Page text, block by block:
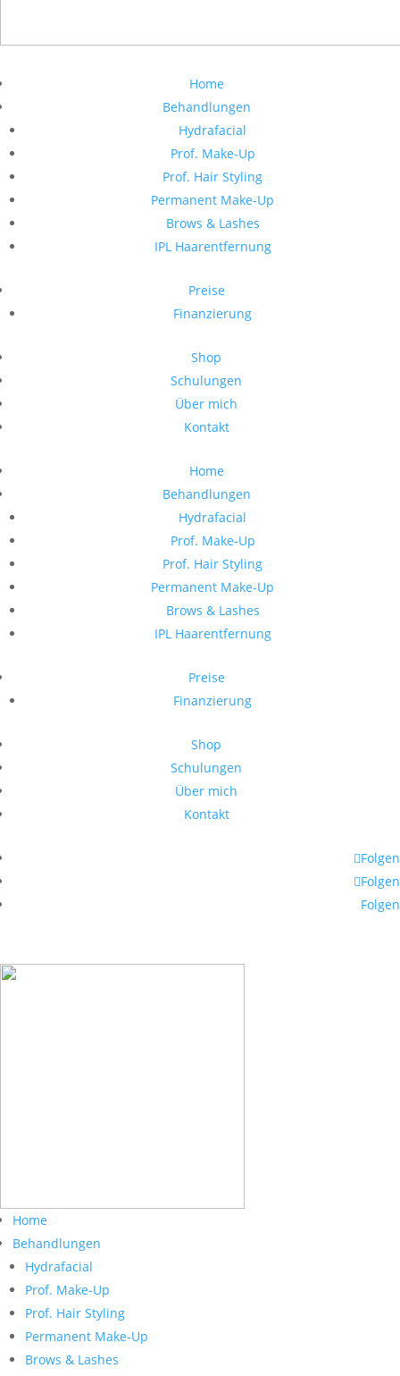
Home
Behandlungen
Hydrafacial
Prof. Make-Up
Prof. Hair Styling
Permanent Make-Up
Brows & Lashes
IPL Haarentfernung
Preise
Finanzierung
Shop
Schulungen
Über mich
Kontakt
Home
Behandlungen
Hydrafacial
Prof. Make-Up
Prof. Hair Styling
Permanent Make-Up
Brows & Lashes
IPL Haarentfernung
Preise
Finanzierung
Shop
Schulungen
Über mich
Kontakt
Folgen
Folgen
Folgen
Home
Behandlungen
Hydrafacial
Prof. Make-Up
Prof. Hair Styling
Permanent Make-Up
Brows & Lashes